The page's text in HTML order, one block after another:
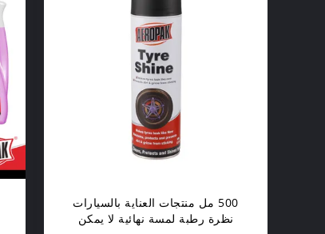
500 مل منتجات العناية بالسيارات
نظرة رطبة لمسة نهائية لا يمكن